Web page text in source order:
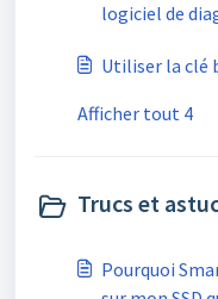
logiciel de
Utiliser la clé
Afficher tout 4
Trucs et
Pourquoi